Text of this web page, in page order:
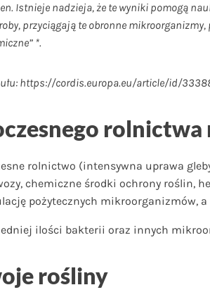
Istnieje nadzieja, że te wyniki pomogą
przyciągają te obronne
*.
https://cordis.europa.eu/article/id/
rolnictwo (intensywna uprawa
chemiczne środki ochrony roślin,
pożytecznych mikroorganizmów,
ilości bakterii oraz innych
rośliny